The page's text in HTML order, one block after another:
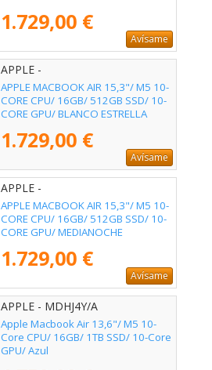
1.729,00 €
Avísame
APPLE -
APPLE MACBOOK AIR 15,3"/ M5 10-
CORE CPU/ 16GB/ 512GB SSD/ 10-
CORE GPU/ BLANCO ESTRELLA
1.729,00 €
Avísame
APPLE -
APPLE MACBOOK AIR 15,3"/ M5 10-
CORE CPU/ 16GB/ 512GB SSD/ 10-
CORE GPU/ MEDIANOCHE
1.729,00 €
Avísame
APPLE - MDHJ4Y/A
Apple Macbook Air 13,6"/ M5 10-
Core CPU/ 16GB/ 1TB SSD/ 10-Core
GPU/ Azul